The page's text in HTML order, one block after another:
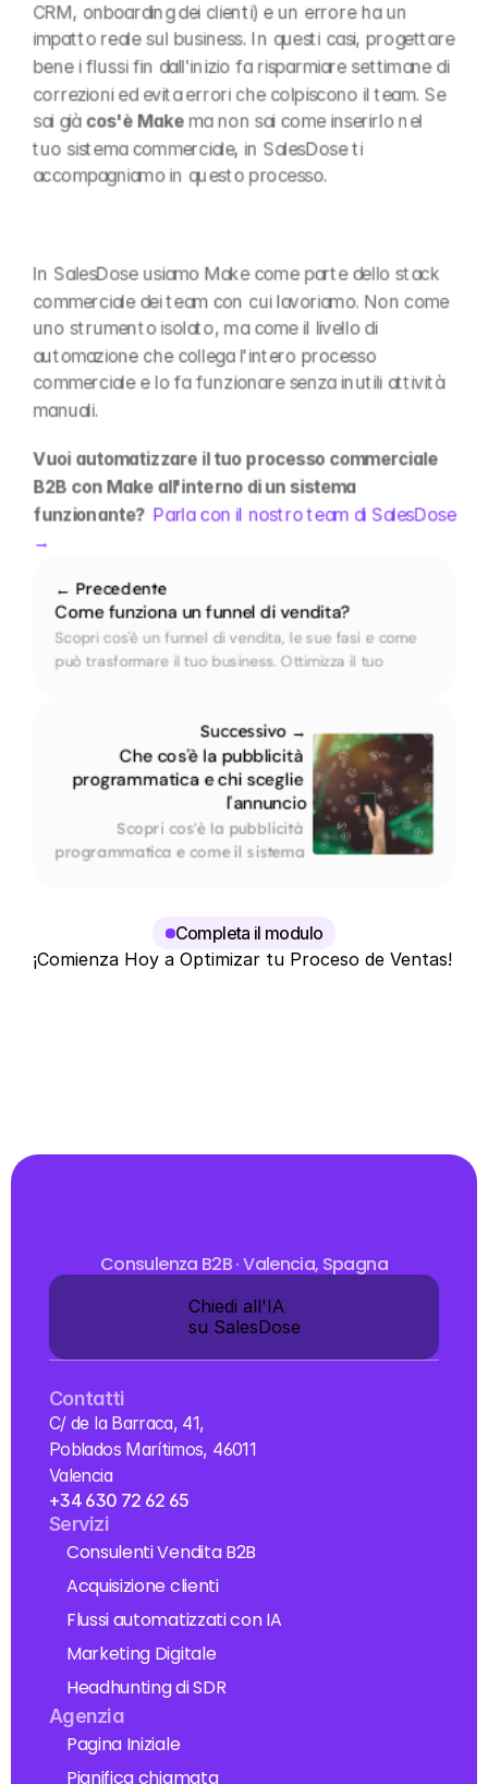
CRM, onboarding dei clienti) e un errore ha un
impatto reale sul business. In questi casi, progettare
bene i flussi fin dall'inizio fa risparmiare settimane di
correzioni ed evita errori che colpiscono il team. Se
sai già cos'è Make ma non sai come inserirlo nel
tuo sistema commerciale, in SalesDose ti
accompagniamo in questo processo.
In SalesDose usiamo Make come parte dello stack
commerciale dei team con cui lavoriamo. Non come
uno strumento isolato, ma come il livello di
automazione che collega l'intero processo
commerciale e lo fa funzionare senza inutili attività
manuali.
Vuoi automatizzare il tuo processo commerciale
B2B con Make all'interno di un sistema
funzionante? Parla con il nostro team di SalesDose
→
← Precedente
Come funziona un funnel di vendita?
Scopri cos'è un funnel di vendita, le sue fasi e come
può trasformare il tuo business. Ottimizza il tuo
Successivo →
Che cos'è la pubblicità
programmatica e chi sceglie
l'annuncio
Scopri cos'è la pubblicità
programmatica e come il sistema
Completa il modulo
¡Comienza Hoy a Optimizar tu Proceso de Ventas!
Consulenza B2B · Valencia, Spagna
Chiedi all'IA
su SalesDose
Contatti
C/ de la Barraca, 41,
Poblados Marítimos, 46011
Valencia
+34 630 72 62 65
Servizi
Consulenti Vendita B2B
Acquisizione clienti
Flussi automatizzati con IA
Marketing Digitale
Headhunting di SDR
Agenzia
Pagina Iniziale
Pianifica chiamata